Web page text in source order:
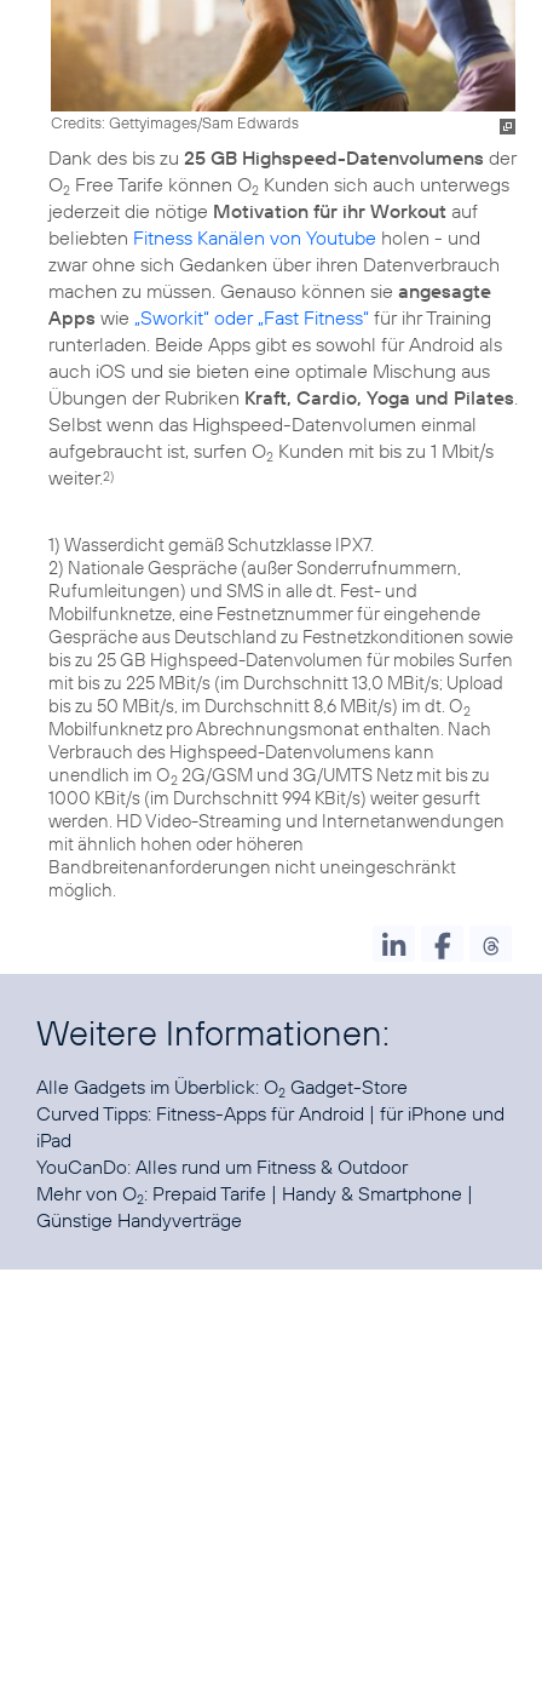
Credits: Gettyimages/Sam Edwards
Dank des bis zu 25 GB Highspeed-Datenvolumens der
O2 Free Tarife können O2 Kunden sich auch unterwegs
jederzeit die nötige Motivation für ihr Workout auf
beliebten Fitness Kanälen von Youtube holen - und
zwar ohne sich Gedanken über ihren Datenverbrauch
machen zu müssen. Genauso können sie angesagte
Apps wie „Sworkit“ oder „Fast Fitness“ für ihr Training
runterladen. Beide Apps gibt es sowohl für Android als
auch iOS und sie bieten eine optimale Mischung aus
Übungen der Rubriken Kraft, Cardio, Yoga und Pilates
Selbst wenn das Highspeed-Datenvolumen einmal
aufgebraucht ist, surfen O2 Kunden mit bis zu 1 Mbit/s
weiter.2)
1) Wasserdicht gemäß Schutzklasse IPX7.
2) Nationale Gespräche (außer Sonderrufnummern,
Rufumleitungen) und SMS in alle dt. Fest- und
Mobilfunknetze, eine Festnetznummer für eingehende
Gespräche aus Deutschland zu Festnetzkonditionen sowie
bis zu 25 GB Highspeed-Datenvolumen für mobiles Surfen
mit bis zu 225 MBit/s (im Durchschnitt 13,0 MBit/s; Upload
bis zu 50 MBit/s, im Durchschnitt 8,6 MBit/s) im dt. O2
Mobilfunknetz pro Abrechnungsmonat enthalten. Nach
Verbrauch des Highspeed-Datenvolumens kann
unendlich im O2 2G/GSM und 3G/UMTS Netz mit bis zu
1000 KBit/s (im Durchschnitt 994 KBit/s) weiter gesurft
werden. HD Video-Streaming und Internetanwendungen
mit ähnlich hohen oder höheren
Bandbreitenanforderungen nicht uneingeschränkt
möglich.
Weitere Informationen:
Alle Gadgets im Überblick: O2 Gadget-Store
Curved Tipps: Fitness-Apps für Android | für iPhone und
iPad
YouCanDo: Alles rund um Fitness & Outdoor
Mehr von O2: Prepaid Tarife | Handy & Smartphone |
Günstige Handyverträge